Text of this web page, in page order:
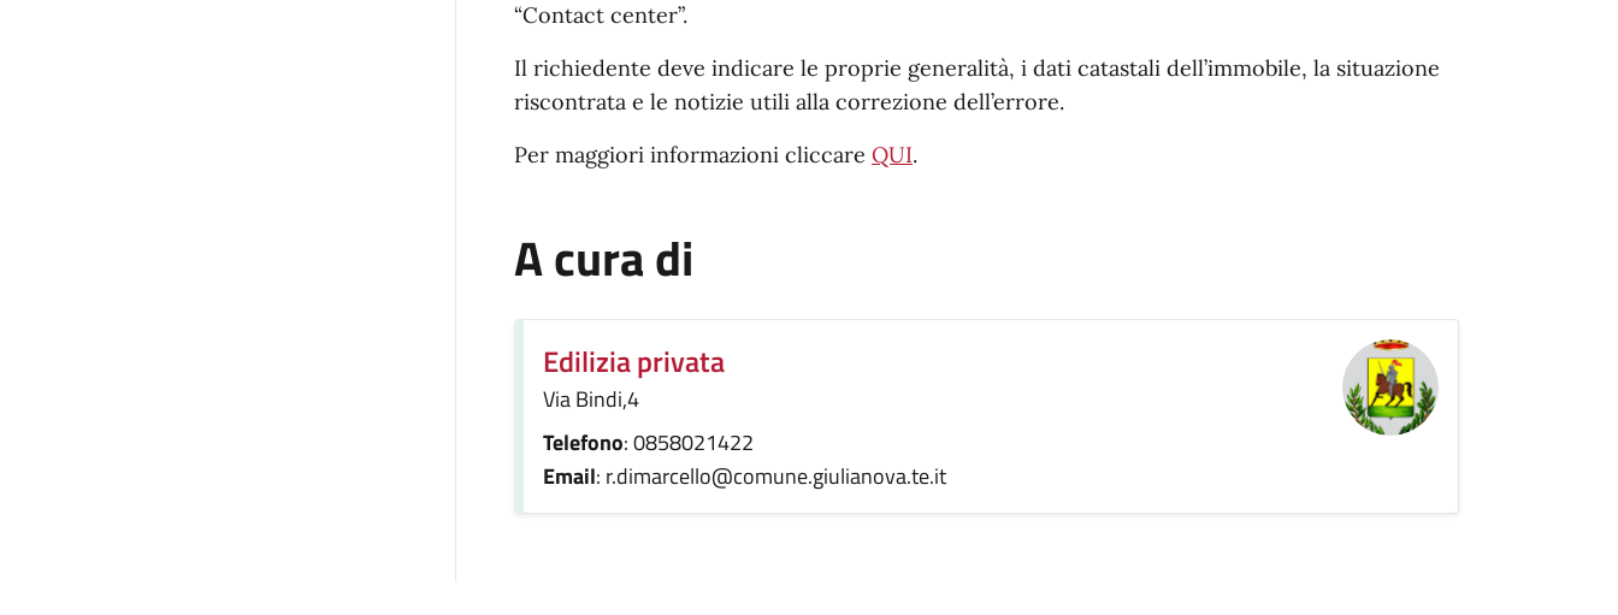
“Contact center”.
Il richiedente deve indicare le proprie generalità, i dati catastali dell’immobile, la situazione
riscontrata e le notizie utili alla correzione dell’errore.
Per maggiori informazioni cliccare QUI.
A cura di
Edilizia privata
Via Bindi,4
Telefono: 0858021422
Email: r.dimarcello@comune.giulianova.te.it